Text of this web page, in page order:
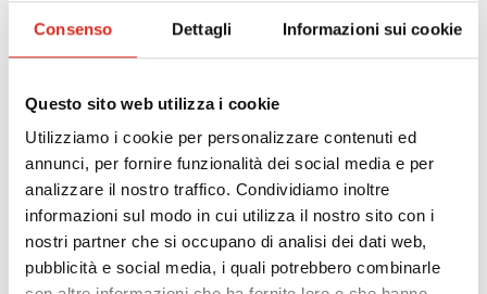
Consenso Dettagli Informazioni sui cookie
Questo sito web utilizza i cookie
Utilizziamo i cookie per personalizzare contenuti ed
annunci, per fornire funzionalità dei social media e per
analizzare il nostro traffico. Condividiamo inoltre
informazioni sul modo in cui utilizza il nostro sito con i
nostri partner che si occupano di analisi dei dati web,
pubblicità e social media, i quali potrebbero combinarle
Progetto Base to Project;
Progetto Pavillion Italia.
le imprese che non rientrano nelle precedenti
misure A e B.
INTERVENTI AMMISSIBILI
Sono ammissibili, per i servizi erogati da fornitori
abilitati, le spese per: